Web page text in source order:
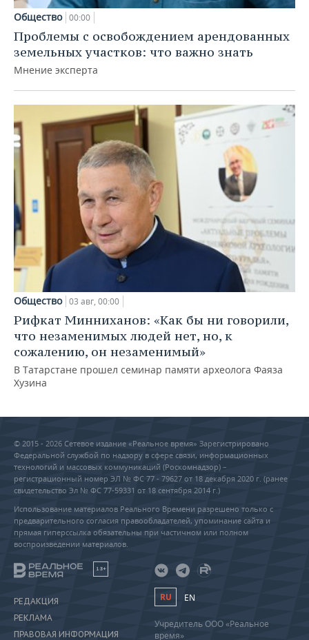
Общество 00:00
Проблемы с освобождением арендованных
земельных участков: что важно знать
Мнение эксперта
Общество 03 авг, 00:00
Рифкат Минниханов: «Как бы ни говорили,
что незаменимых людей нет, но, к
сожалению, он незаменимый»
В Татарстане прошел семинар памяти археолога Фаяза
Хузина
© 2015 - 2026 Сетевое издание «Реальное время» Зарегистрировано
Федеральной службой по надзору в сфере связи, информационных
технологий и массовых коммуникаций (Роскомнадзор) –
регистрационный номер ЭЛ № ФС 77 - 79627 от 18 декабря 2020 г. (ранее
свидетельство Эл № ФС 77-59331 от 18 сентября 2014 г.)
Использование материалов Реального Времени разрешено только с
предварительного согласия правообладателей, упоминание сайта и
прямая гиперссылка обязательны при частичном или полном
воспроизведении материалов.
18+
РЕДАКЦИЯ
РЕКЛАМА
ПРАВОВАЯ ИНФОРМАЦИЯ
RU EN
Учредитель ООО «Реальное
время»